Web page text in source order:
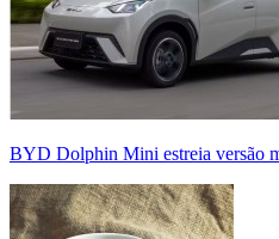
BYD Dolphin Mini estreia versão